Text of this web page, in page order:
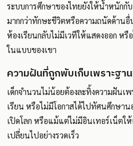
ระบบการศึกษาของไทยยังให้น้ำหนัก
มากกว่าทักษะชีวิตหรือความถนัดด้านอื่
ห้องเรียนกลับไม่มีเวทีให้แสดงออก ห
ในแบบของเขา
ความฝันที่ถูกพับเก็บเพราะฐา
เด็กจำนวนไม่น้อยต้องละทิ้งความฝันเ
เรียน หรือไม่มีโอกาสได้ไปทัศนศึกษาน
เปิดโลก หรือแม้แต่ไม่มีอินเทอร์เน็ตใ
เปลี่ยนไปอย่างรวดเร็ว